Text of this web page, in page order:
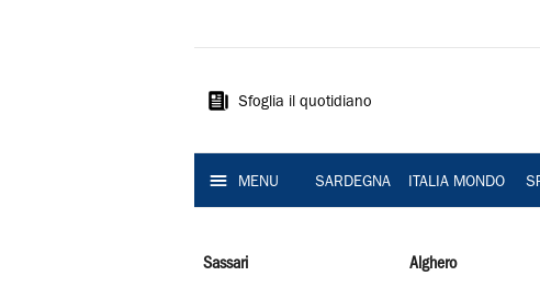
Sardegna
Sfoglia il quotidiano
MENU SARDEGNA ITALIA MONDO
Sassari Alghero